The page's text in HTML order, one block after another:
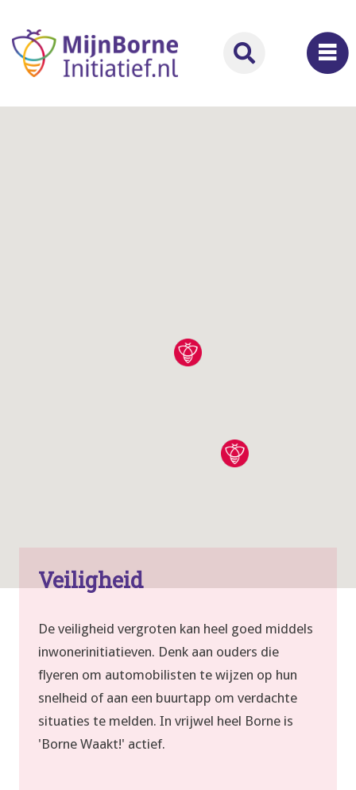
Veiligheid
De veiligheid vergroten kan heel goed middels
inwonerinitiatieven. Denk aan ouders die
flyeren om automobilisten te wijzen op hun
snelheid of aan een buurtapp om verdachte
situaties te melden. In vrijwel heel Borne is
'Borne Waakt!' actief.